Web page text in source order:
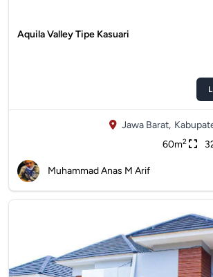
Aquila Valley Tipe Kasuari
Jawa Barat,
60m2
Muhammad Anas M Arif